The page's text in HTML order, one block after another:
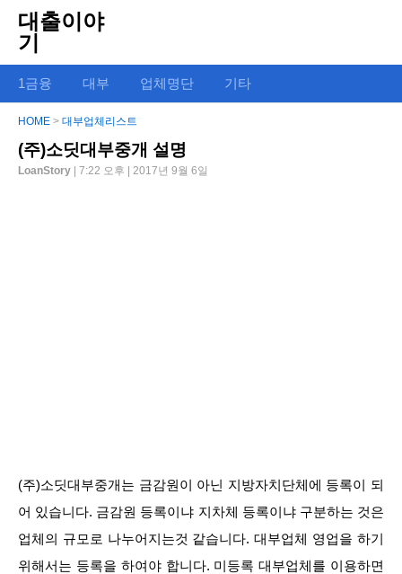
대출이야
기
1금융 대부 업체명단 기타
HOME > 대부업체리스트
(주)소딧대부중개 설명
LoanStory | 7:22 오후 | 2017년 9월 6일
(주)소딧대부중개는 금감원이 아닌 지방자치단체에 등록이 되
어 있습니다. 금감원 등록이냐 지차체 등록이냐 구분하는 것은
업체의 규모로 나누어지는것 같습니다. 대부업체 영업을 하기
위해서는 등록을 하여야 합니다. 미등록 대부업체를 이용하면